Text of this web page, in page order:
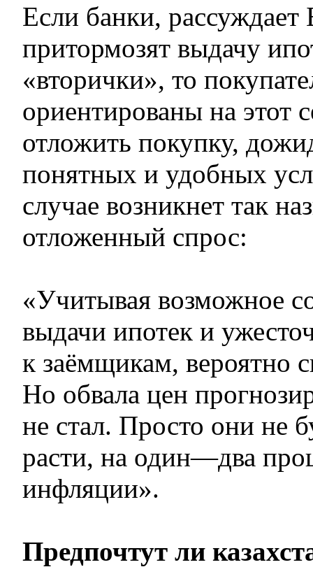
Если банки, рассуждает
притормозят выдачу
«вторички», то
ориентированы на этот
отложить покупку,
понятных и удобных
случае возникнет так
отложенный спрос:
«Учитывая возможное
выдачи ипотек и
к заёмщикам, вероятно
Но обвала цен
не стал. Просто они не
расти, на один—два
инфляции».
Предпочтут ли